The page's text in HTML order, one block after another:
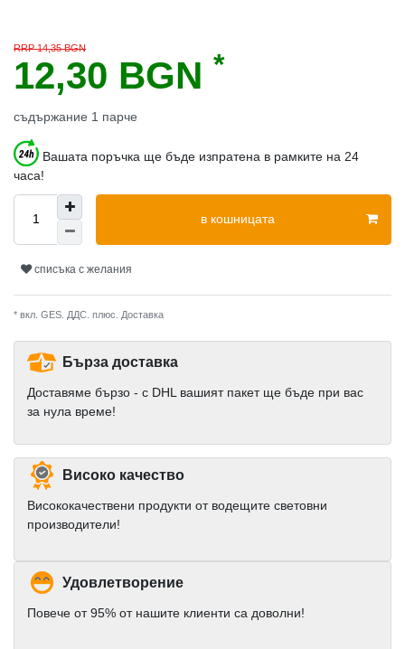
RRP 14,35 BGN
12,30 BGN *
съдържание 1 парче
Вашата поръчка ще бъде изпратена в рамките на 24
часа!
в кошницата
списъка с желания
* вкл. GES. ДДС. плюс. Доставка
Бърза доставка
Доставяме бързо - с DHL вашият пакет ще бъде при вас
за нула време!
Високо качество
Висококачествени продукти от водещите световни
производители!
Удовлетворение
Повече от 95% от нашите клиенти са доволни!